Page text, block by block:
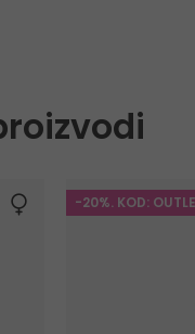
-20%. KOD: